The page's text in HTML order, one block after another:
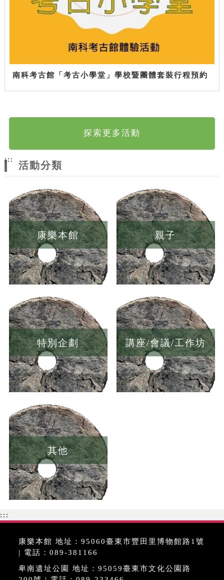
南科考古館「考古小學堂」學校暨團體套裝行程預約
探索更多活動
:::
活動分類
康樂本館 親子
特別企劃 講座/會議/工作坊
其他
:::
康樂本館 地址：95060臺東市豐田里博物館路1號
| 電話：089-381166
卑南遺址公園 地址：95059臺東市文化公園路